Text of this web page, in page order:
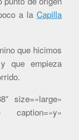
a la Capilla
que hicimos
que empieza
size=»large»
caption=»y»